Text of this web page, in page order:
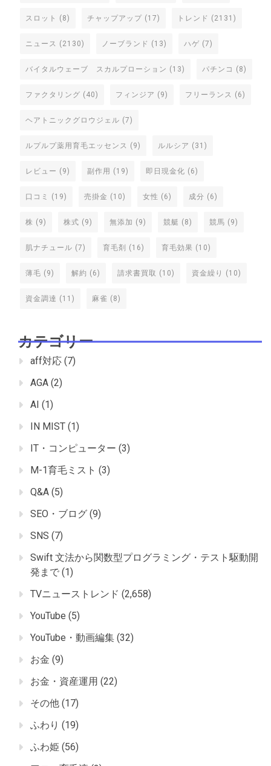
スロット (8) チャップアップ (17) トレンド (2131)
ニュース (2130) ノーブランド (13) ハゲ (7)
バイタルウェーブ スカルプローション (13) パチンコ (8)
ファクタリング (40) フィンジア (9) フリーランス (6)
ヘアトニックグロウジェル (7)
ルプルプ薬用育毛エッセンス (9) ルルシア (31)
レビュー (9) 副作用 (19) 即日現金化 (6)
口コミ (19) 売掛金 (10) 女性 (6) 成分 (6)
株 (9) 株式 (9) 無添加 (9) 競艇 (8) 競馬 (9)
肌ナチュール (7) 育毛剤 (16) 育毛効果 (10)
薄毛 (9) 解約 (6) 請求書買取 (10) 資金繰り (10)
資金調達 (11) 麻雀 (8)
カテゴリー
aff対応 (7)
AGA (2)
AI (1)
IN MIST (1)
IT・コンピューター (3)
M-1育毛ミスト (3)
Q&A (5)
SEO・ブログ (9)
SNS (7)
Swift 文法から関数型プログラミング・テスト駆動開
発まで (1)
TVニューストレンド (2,658)
YouTube (5)
YouTube・動画編集 (32)
お金 (9)
お金・資産運用 (22)
その他 (17)
ふわり (19)
ふわ姫 (56)